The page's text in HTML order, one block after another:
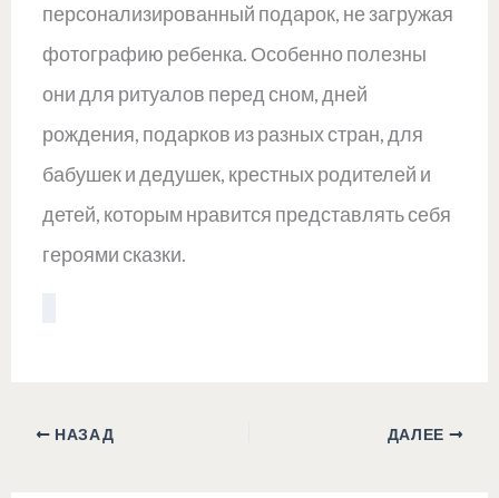
персонализированный подарок, не загружая
фотографию ребенка. Особенно полезны
они для ритуалов перед сном, дней
рождения, подарков из разных стран, для
бабушек и дедушек, крестных родителей и
детей, которым нравится представлять себя
героями сказки.
НАЗАД ДАЛЕЕ